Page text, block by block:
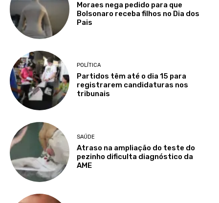
Moraes nega pedido para que
Bolsonaro receba filhos no Dia dos
Pais
POLÍTICA
Partidos têm até o dia 15 para
registrarem candidaturas nos
tribunais
SAÚDE
Atraso na ampliação do teste do
pezinho dificulta diagnóstico da
AME